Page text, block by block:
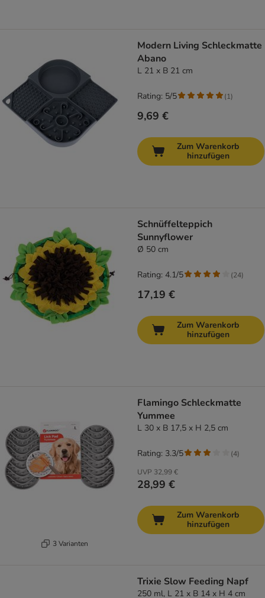
Modern Living Schleckmatte
Abano
L 21 x B 21 cm
9,69 €
Rating: 5/5 (1)
Zum Warenkorb
hinzufügen
Schnüffelteppich
Sunnyflower
Ø 50 cm
17,19 €
Rating: 4.1/5 (24)
Zum Warenkorb
hinzufügen
3 Varianten
Flamingo Schleckmatte
Yummee
L 30 x B 17,5 x H 2,5 cm
UVP 32,99 €
28,99 €
Rating: 3.3/5 (4)
Zum Warenkorb
hinzufügen
Trixie Slow Feeding Napf
250 ml, L 21 x B 14 x H 4 cm